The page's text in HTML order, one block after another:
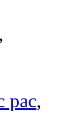
,
рас,